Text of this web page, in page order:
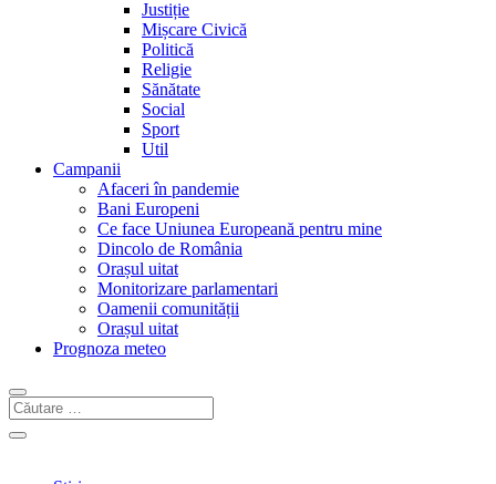
Justiție
Mișcare Civică
Politică
Religie
Sănătate
Social
Sport
Util
Campanii
Afaceri în pandemie
Bani Europeni
Ce face Uniunea Europeană pentru mine
Dincolo de România
Orașul uitat
Monitorizare parlamentari
Oamenii comunității
Orașul uitat
Prognoza meteo